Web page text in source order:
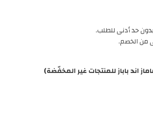
من الخصم.
اند باباز للمنتجات غير المخفّضة)